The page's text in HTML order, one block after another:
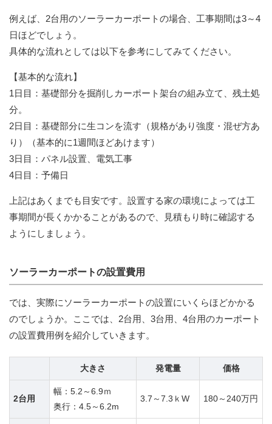
例えば、2台用のソーラーカーポートの場合、工事期間は3～4
日ほどでしょう。
具体的な流れとしては以下を参考にしてみてください。
【基本的な流れ】
1日目：基礎部分を掘削しカーポート架台の組み立て、残土処
分。
2日目：基礎部分に生コンを流す（規格があり強度・混ぜ方あ
り）（基本的に1週間ほどあけます）
3日目：パネル設置、電気工事
4日目：予備日
上記はあくまでも目安です。設置する家の環境によっては工
事期間が長くかかることがあるので、見積もり時に確認する
ようにしましょう。
ソーラーカーポートの設置費用
では、実際にソーラーカーポートの設置にいくらほどかかる
のでしょうか。ここでは、2台用、3台用、4台用のカーポート
の設置費用例を紹介していきます。
大きさ 発電量 価格
2台用
幅：5.2～6.9ｍ
奥行：4.5～6.2m
3.7～7.3ｋW 180～240万円